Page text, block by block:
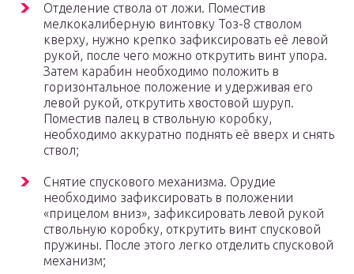
Отделение ствола от ложи. Поместив
мелкокалиберную винтовку Тоз-8 стволом
кверху, нужно крепко зафиксировать её левой
рукой, после чего можно открутить винт упора.
Затем карабин необходимо положить в
горизонтальное положение и удерживая его
левой рукой, открутить хвостовой шуруп.
Поместив палец в ствольную коробку,
необходимо аккуратно поднять её вверх и снять
ствол;
Снятие спускового механизма. Орудие
необходимо зафиксировать в положении
«прицелом вниз», зафиксировать левой рукой
ствольную коробку, открутить винт спусковой
пружины. После этого легко отделить спусковой
механизм;